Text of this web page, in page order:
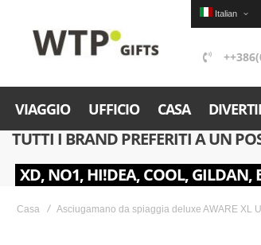
Italian
VIAGGIO UFFICIO CASA
TUTTI I BRAND PREFERITI A UN
XD, NO1, HI!DEA, COOL, GILDAN,
Casa Asciugamano da spiaggia deluxe AWARE XL